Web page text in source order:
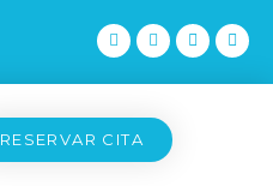
RESERVAR CITA